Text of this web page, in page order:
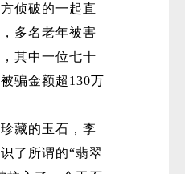
侦破的一起直
多名老年被害
其中一位七十
骗金额超130万
藏的玉石，李
了所谓的“翡翠